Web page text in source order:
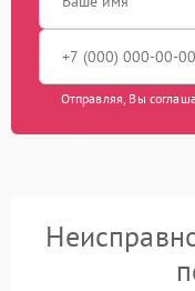
Отправляя, Вы